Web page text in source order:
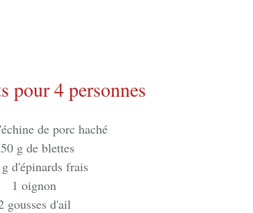
pour 4 personnes
de porc haché
g de blettes
d'épinards frais
1 oignon
gousses d'ail